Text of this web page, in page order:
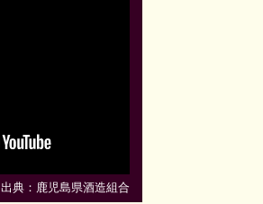
出典：鹿児島県酒造組合